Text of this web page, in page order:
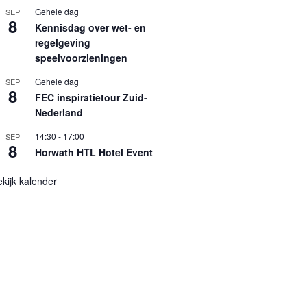
SEP
8
Gehele dag
Kennisdag over wet- en
regelgeving
speelvoorzieningen
SEP
8
Gehele dag
FEC inspiratietour Zuid-
Nederland
SEP
8
14:30 - 17:00
Horwath HTL Hotel Event
kalender